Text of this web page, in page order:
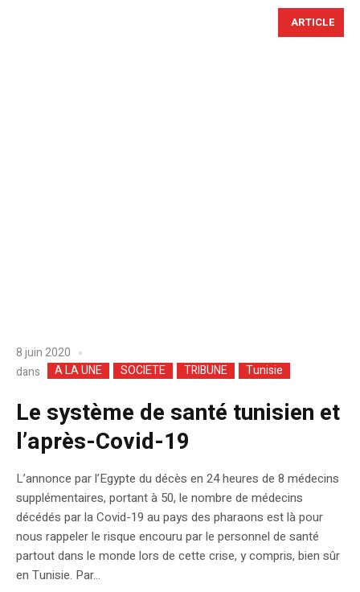
ARTICLE
8 juin 2020
dans
A LA UNE SOCIETE TRIBUNE Tunisie
Le système de santé tunisien et
l’après-Covid-19
L’annonce par l’Egypte du décès en 24 heures de 8 médecins
supplémentaires, portant à 50, le nombre de médecins
décédés par la Covid-19 au pays des pharaons est là pour
nous rappeler le risque encouru par le personnel de santé
partout dans le monde lors de cette crise, y compris, bien sûr
en Tunisie. Par...